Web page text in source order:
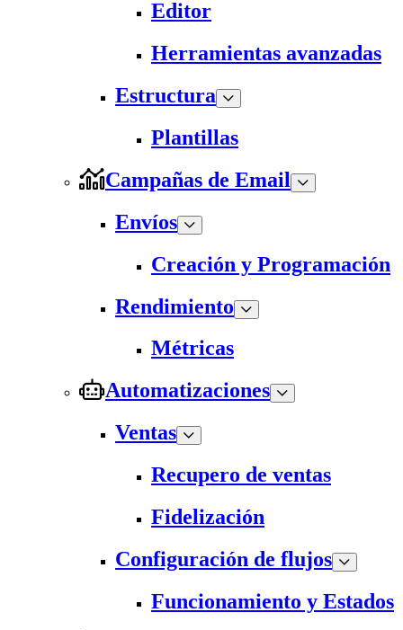
Editor
Herramientas avanzadas
Estructura
Plantillas
Campañas de Email
Envíos
Creación y Programación
Rendimiento
Métricas
Automatizaciones
Ventas
Recupero de ventas
Fidelización
Configuración de flujos
Funcionamiento y Estados